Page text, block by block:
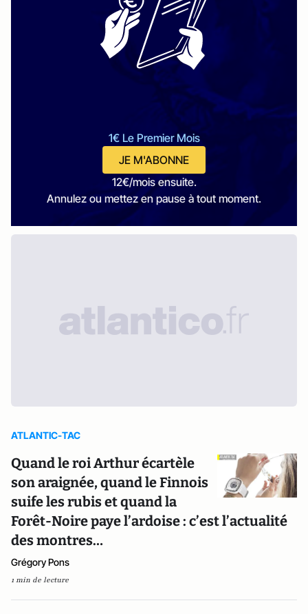
1€ Le Premier Mois
JE M'ABONNE
12€/mois ensuite.
Annulez ou mettez en pause à tout moment.
ATLANTIC-TAC
Quand le roi Arthur écartèle
son araignée, quand le Finnois
suife les rubis et quand la
Forêt-Noire paye l’ardoise : c’est l’actualité
des montres…
Grégory Pons
1 min de lecture